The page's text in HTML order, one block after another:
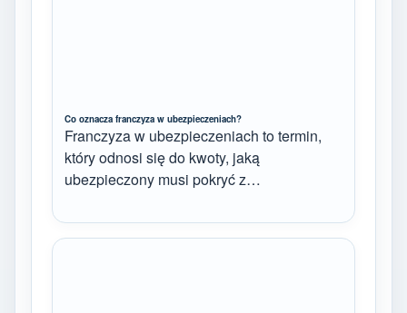
Co oznacza franczyza w ubezpieczeniach?
Franczyza w ubezpieczeniach to termin,
który odnosi się do kwoty, jaką
ubezpieczony musi pokryć z…